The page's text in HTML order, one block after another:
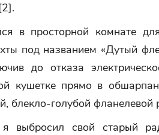
в просторной комнате
под названием «Дутый
до отказа
кушетке прямо в
блекло-голубой фланелевой
выбросил свой старый